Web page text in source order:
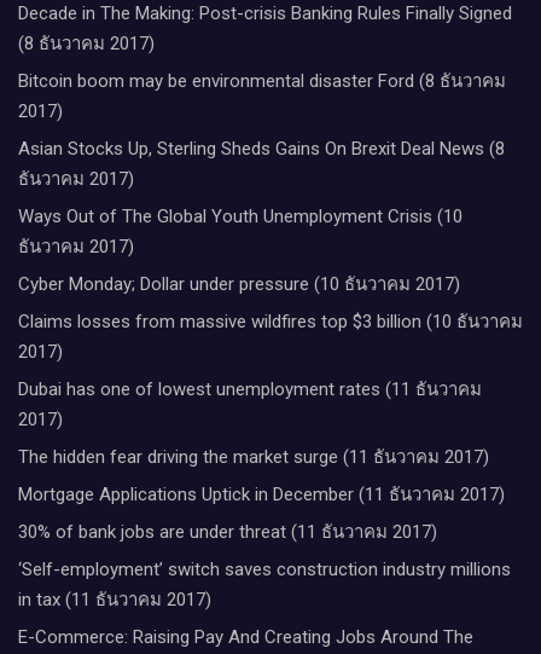
Decade in The Making: Post-crisis Banking Rules Finally Signed
(8 ธันวาคม 2017)
Bitcoin boom may be environmental disaster Ford (8 ธันวาคม
2017)
Asian Stocks Up, Sterling Sheds Gains On Brexit Deal News (8
ธันวาคม 2017)
Ways Out of The Global Youth Unemployment Crisis (10
ธันวาคม 2017)
Cyber Monday; Dollar under pressure (10 ธันวาคม 2017)
Claims losses from massive wildfires top $3 billion (10 ธันวาคม
2017)
Dubai has one of lowest unemployment rates (11 ธันวาคม
2017)
The hidden fear driving the market surge (11 ธันวาคม 2017)
Mortgage Applications Uptick in December (11 ธันวาคม 2017)
30% of bank jobs are under threat (11 ธันวาคม 2017)
‘Self-employment’ switch saves construction industry millions
in tax (11 ธันวาคม 2017)
E-Commerce: Raising Pay And Creating Jobs Around The